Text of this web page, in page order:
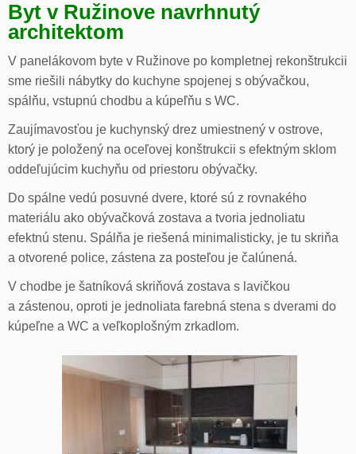
Byt v Ružinove navrhnutý
architektom
V panelákovom byte v Ružinove po kompletnej rekonštrukcii
sme riešili nábytky do kuchyne spojenej s obývačkou,
spálňu, vstupnú chodbu a kúpeľňu s WC.
Zaujímavosťou je kuchynský drez umiestnený v ostrove,
ktorý je položený na oceľovej konštrukcii s efektným sklom
oddeľujúcim kuchyňu od priestoru obývačky.
Do spálne vedú posuvné dvere, ktoré sú z rovnakého
materiálu ako obývačková zostava a tvoria jednoliatu
efektnú stenu. Spálňa je riešená minimalisticky, je tu skriňa
a otvorené police, zástena za posteľou je čalúnená.
V chodbe je šatníková skriňová zostava s lavičkou
a zástenou, oproti je jednoliata farebná stena s dverami do
kúpeľne a WC a veľkoplošným zrkadlom.